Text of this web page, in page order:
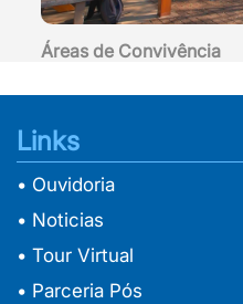
Áreas de Convivência
Links
• Ouvidoria
• Noticias
• Tour Virtual
• Parceria Pós